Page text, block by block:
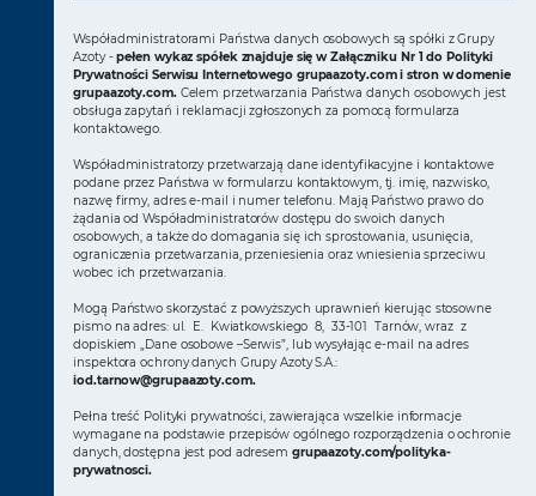
Współadministratorami Państwa danych osobowych są spółki z Grupy
Azoty -pełen wykaz spółek znajduje się w Załączniku Nr 1 do Polityki
Prywatności Serwisu Internetowego grupaazoty.com i stron w domenie
grupaazoty.com.Celem przetwarzania Państwa danych osobowych jest
obsługa zapytań i reklamacji zgłoszonych za pomocą formularza
kontaktowego.
Współadministratorzy przetwarzają dane identyfikacyjne i kontaktowe
podane przez Państwa w formularzu kontaktowym, tj. imię, nazwisko,
nazwę firmy, adres e-mail i numer telefonu. Mają Państwo prawo do
żądania od Współadministratorów dostępu do swoich danych
osobowych, a także do domagania się ich sprostowania, usunięcia,
ograniczenia przetwarzania, przeniesienia oraz wniesienia sprzeciwu
wobec ich przetwarzania.
Mogą Państwo skorzystać z powyższych uprawnień kierując stosowne
pismo na adres: ul. E. Kwiatkowskiego 8, 33-101 Tarnów, wraz z
dopiskiem „Dane osobowe –Serwis”, lub wysyłając e-mail na adres
inspektora ochrony danych Grupy Azoty S.A.:
iod.tarnow@grupaazoty.com.
Pełna treść Polityki prywatności, zawierająca wszelkie informacje
wymagane na podstawie przepisów ogólnego rozporządzenia o ochronie
danych, dostępna jest pod adresem grupaazoty.com/polityka-
prywatnosci.